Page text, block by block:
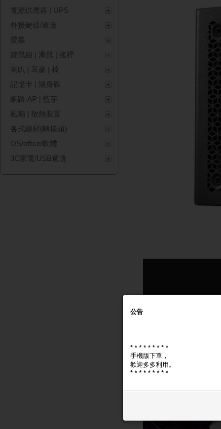
電源供應器 | UPS
外接硬碟/週邊
螢幕
鍵鼠組 | 滑鼠 | 搖桿
喇叭 | 耳麥 | 椅
記憶卡 | 隨身碟
網路 AP | 藍芽
風扇 | 散熱裝置
各式線材(轉接頭)
OS/office/軟體
3C家電/USB週邊
公告
* * * * * * * * *
手機版下單，
歡迎多多利用。
* * * * * * * * *